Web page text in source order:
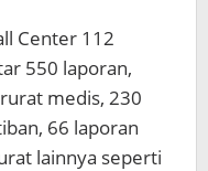
Center 112
550 laporan,
medis, 230
66 laporan
lainnya seperti